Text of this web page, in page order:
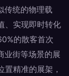
传统的物理载
、实现即时转化
的散客首次
业街等场景的展
精准的展架，